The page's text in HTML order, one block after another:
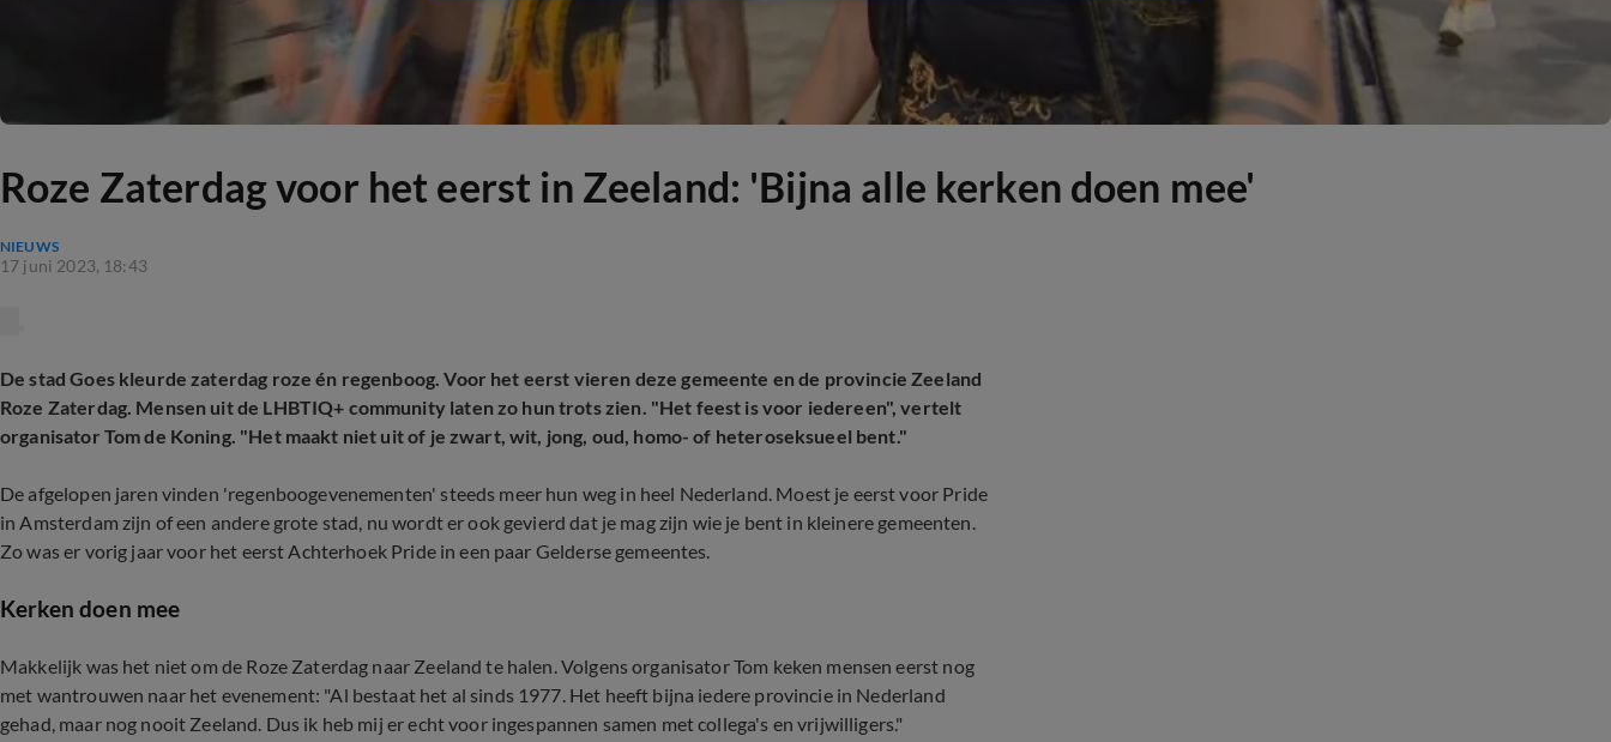
Roze Zaterdag voor het eerst in Zeeland: 'Bijna alle kerken doen mee'
NIEUWS
17 juni 2023, 18:43
De stad Goes kleurde zaterdag roze én regenboog. Voor het eerst vieren deze gemeente en de provincie Zeeland
Roze Zaterdag. Mensen uit de LHBTIQ+ community laten zo hun trots zien. "Het feest is voor iedereen", vertelt
organisator Tom de Koning. "Het maakt niet uit of je zwart, wit, jong, oud, homo- of heteroseksueel bent."
De afgelopen jaren vinden 'regenboogevenementen' steeds meer hun weg in heel Nederland. Moest je eerst voor Pride
in Amsterdam zijn of een andere grote stad, nu wordt er ook gevierd dat je mag zijn wie je bent in kleinere gemeenten.
Zo was er vorig jaar voor het eerst Achterhoek Pride in een paar Gelderse gemeentes.
Kerken doen mee
Makkelijk was het niet om de Roze Zaterdag naar Zeeland te halen. Volgens organisator Tom keken mensen eerst nog
met wantrouwen naar het evenement: "Al bestaat het al sinds 1977. Het heeft bijna iedere provincie in Nederland
gehad, maar nog nooit Zeeland. Dus ik heb mij er echt voor ingespannen samen met collega's en vrijwilligers."